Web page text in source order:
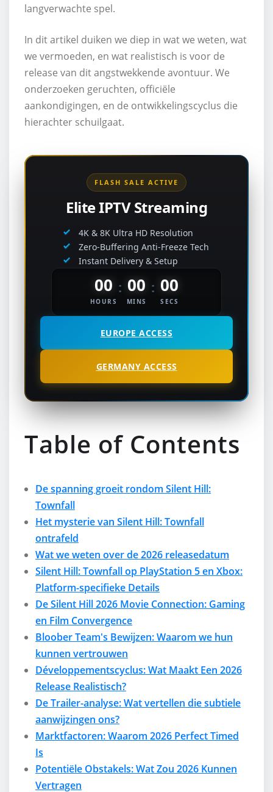
langverwachte spel.
In dit artikel duiken we diep in wat we weten, wat
we vermoeden, en wat realistisch is voor de
release van dit angstwekkende avontuur. We
onderzoeken geruchten, officiële
aankondigingen, en de ontwikkelingscyclus die
hierachter schuilgaat.
FLASH SALE ACTIVE
Elite IPTV Streaming
4K & 8K Ultra HD Resolution
Zero-Buffering Anti-Freeze Tech
Instant Delivery & Setup
00
HOURS
: 00
MINS
: 00
SECS
EUROPE ACCESS
GERMANY ACCESS
Table of Contents
De spanning groeit rondom Silent Hill:
Townfall
Het mysterie van Silent Hill: Townfall
ontrafeld
Wat we weten over de 2026 releasedatum
Silent Hill: Townfall op PlayStation 5 en Xbox:
Platform-specifieke Details
De Silent Hill 2026 Movie Connection: Gaming
en Film Convergence
Bloober Team's Bewijzen: Waarom we hun
kunnen vertrouwen
Développementscyclus: Wat Maakt Een 2026
Release Realistisch?
De Trailer-analyse: Wat vertellen die subtiele
aanwijzingen ons?
Marktfactoren: Waarom 2026 Perfect Timed
Is
Potentiële Obstakels: Wat Zou 2026 Kunnen
Vertragen